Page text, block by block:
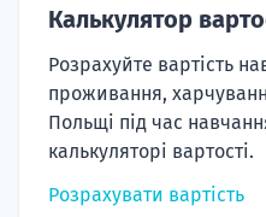
Калькулятор
Розрахуйте вартість
проживання,
Польщі під час
калькуляторі вартості.
Розрахувати вартість